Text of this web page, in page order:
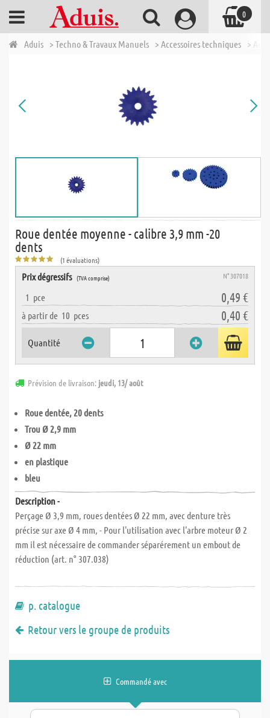
Aduis > Techno & Travaux Manuels > Accessoires techniques >
Roue dentée moyenne - calibre 3,9 mm -20
dents
(1 évaluations)
Prix dégressifs (TVA comprise) N° 307018
1 pce 0,49 €
à partir de 10 pces 0,40 €
Quantité
Prévision de livraison: jeudi, 13/ août
Roue dentée, 20 dents
Trou Ø 2,9 mm
Ø 22 mm
en plastique
bleu
Description -
Perçage Ø 3,9 mm, roues dentées Ø 22 mm, avec denture très
précise sur axe Ø 4 mm, - Pour l'utilisation avec l'arbre moteur Ø 2
mm il est nécessaire de commander séparérement un embout de
réduction (art. n° 307.038)
p. catalogue
Retour vers le groupe de produits
Commandé avec
0